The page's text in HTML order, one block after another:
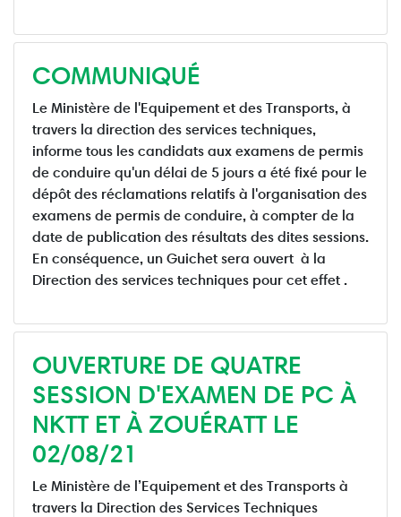
COMMUNIQUÉ
Le Ministère de l'Equipement et des Transports, à
travers la direction des services techniques,
informe tous les candidats aux examens de permis
de conduire qu'un délai de 5 jours a été fixé pour le
dépôt des réclamations relatifs à l'organisation des
examens de permis de conduire, à compter de la
date de publication des résultats des dites sessions.
En conséquence, un Guichet sera ouvert à la
Direction des services techniques pour cet effet .
OUVERTURE DE QUATRE
SESSION D'EXAMEN DE PC À
NKTT ET À ZOUÉRATT LE
02/08/21
Le Ministère de l’Equipement et des Transports à
travers la Direction des Services Techniques